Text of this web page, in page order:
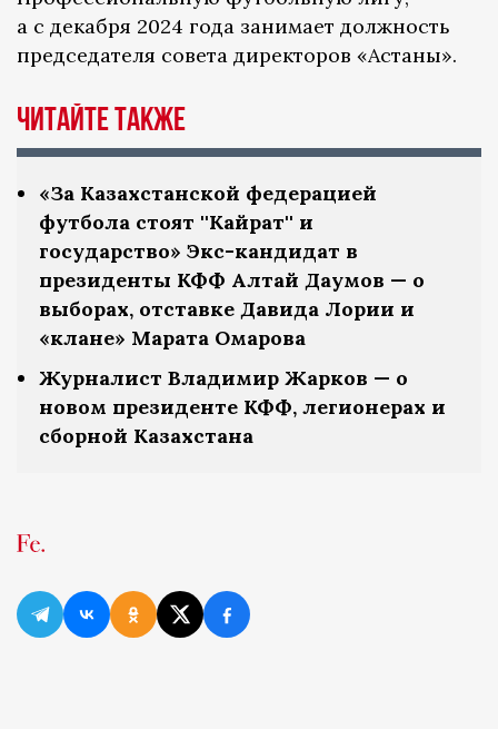
а с декабря 2024 года занимает должность
председателя совета директоров «Астаны».
Читайте также
«За Казахстанской федерацией
футбола стоят ''Кайрат'' и
государство» Экс-кандидат в
президенты КФФ Алтай Даумов — о
выборах, отставке Давида Лории и
«клане» Марата Омарова
Журналист Владимир Жарков — о
новом президенте КФФ, легионерах и
сборной Казахстана